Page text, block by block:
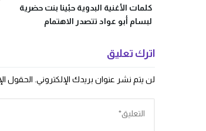
كلمات الأغنية البدوية حبّينا بنت حضرية
لبسام أبو عواد تتصدر الاهتمام
اترك تعليق
لن يتم نشر عنوان بريدك الإلكتروني. الحقول